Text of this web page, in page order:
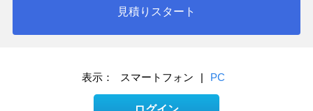
見積りスタート
表示： スマートフォン | PC